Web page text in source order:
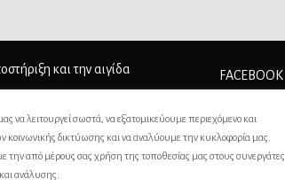
και την αιγίδα FACEBOOK
να λειτουργεί σωστά, να εξατομικεύουμε περιεχόμενο και
κοινωνικής δικτύωσης και να αναλύουμε την κυκλοφορία μας.
την από μέρους σας χρήση της τοποθεσίας μας στους συνεργάτες
ανάλυσης.